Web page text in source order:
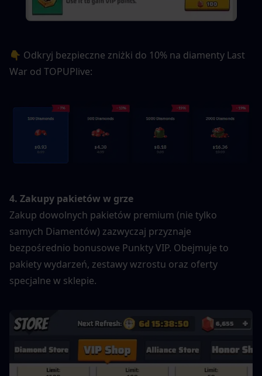
👇 Odkryj bezpieczne zniżki do 10% na diamenty Last
War od TOPUPlive:
4. Zakupy pakietów w grze
Zakup dowolnych pakietów premium (nie tylko
samych Diamentów) zazwyczaj przyznaje
bezpośrednio bonusowe Punkty VIP. Obejmuje to
pakiety wydarzeń, zestawy wzrostu oraz oferty
specjalne w sklepie.